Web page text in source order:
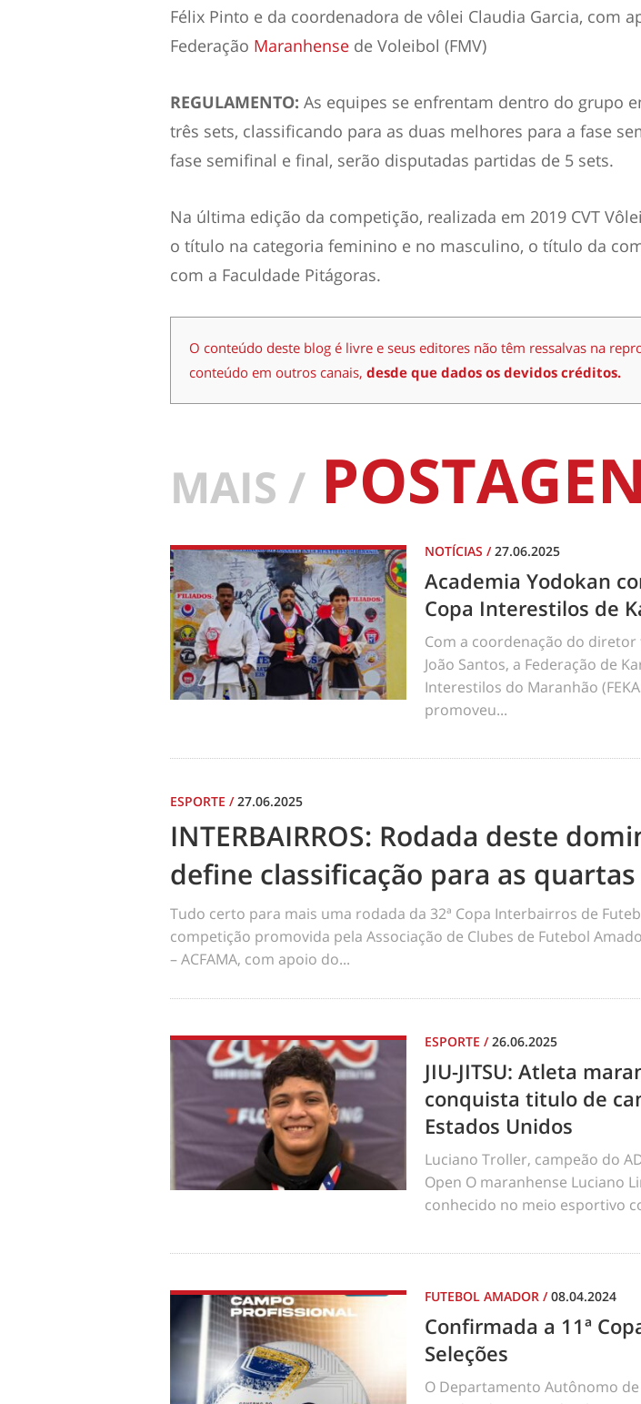
Félix Pinto e da coordenadora de vôlei Claudia Garcia, com
Federação Maranhense de Voleibol (FMV)
REGULAMENTO: As equipes se enfrentam dentro do grupo
três sets, classificando para as duas melhores para a fase
fase semifinal e final, serão disputadas partidas de 5 sets.
Na última edição da competição, realizada em 2019 CVT
o título na categoria feminino e no masculino, o título da
com a Faculdade Pitágoras.
O conteúdo deste blog é livre e seus editores não têm ressalvas na
conteúdo em outros canais, desde que dados os devidos créditos.
MAIS /
NOTÍCIAS /27.06.2025
Academia Yodokan
Copa Interestilos de
Com a coordenação do diretor
João Santos, a Federação de
Interestilos do Maranhão
promoveu...
ESPORTE /27.06.2025
INTERBAIRROS: Rodada deste
define classificação para as
Tudo certo para mais uma rodada da 32ª Copa Interbairros de
competição promovida pela Associação de Clubes de Futebol
– ACFAMA, com apoio do...
ESPORTE /26.06.2025
JIU-JITSU: Atleta
conquista titulo de
Estados Unidos
Luciano Troller, campeão do
Open O maranhense Luciano
conhecido no meio esportivo
FUTEBOL AMADOR /08.04.2024
Confirmada a 11ª
Seleções
O Departamento Autônomo